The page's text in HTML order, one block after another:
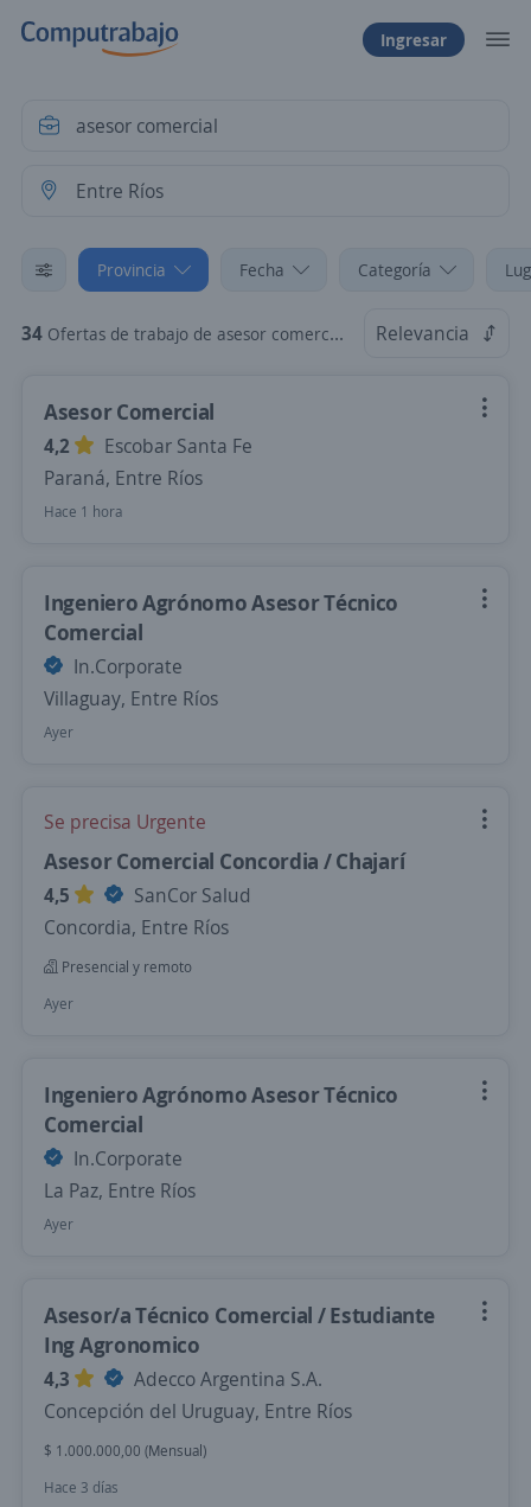
Ingresar
Provincia Fecha Categoría
34 Ofertas de trabajo de asesor comercial en Entre Ríos Relevancia
Asesor Comercial
4,2
Escobar Santa Fe
Paraná, Entre Ríos
Hace 1 hora
Ingeniero Agrónomo Asesor Técnico
Comercial
In.Corporate
Villaguay, Entre Ríos
Ayer
Se precisa Urgente
Asesor Comercial Concordia / Chajarí
4,5
SanCor Salud
Concordia, Entre Ríos
Presencial y remoto
Ayer
Ingeniero Agrónomo Asesor Técnico
Comercial
In.Corporate
La Paz, Entre Ríos
Ayer
Asesor/a Técnico Comercial / Estudiante
Ing Agronomico
4,3
Adecco Argentina S.A.
Concepción del Uruguay, Entre Ríos
$ 1.000.000,00 (Mensual)
Hace 3 días